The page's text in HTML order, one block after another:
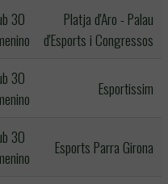
30
Platja d'Aro - Palau
d'Esports i Congressos
30
Esportissim
30
Esports Parra Girona